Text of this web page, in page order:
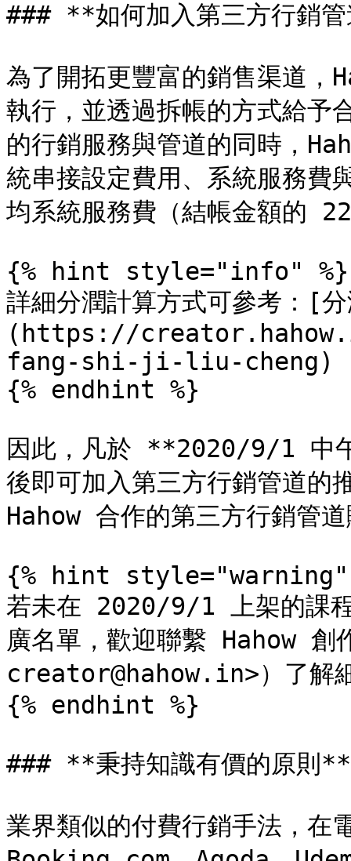
### **如何加入第三方行銷
為了開拓更豐富的銷售渠道，
執行，並透過拆帳的方式給予
的行銷服務與管道的同時，
統串接設定費用、系統服務費
均系統服務費（結帳金額的
{% hint style="info" %}
詳細分潤計算方式可參考：[
(https://
fang-shi-ji-liu-cheng)
{% endhint %}
因此，凡於 **2020/9/1 中
後即可加入第三方行銷管道的
Hahow 合作的第三方行銷管
{% hint style="warning"
若未在 2020/9/1 上架的課程
廣名單，歡迎聯繫 Hahow 創
creator@hahow.in>）了解
{% endhint %}
### **秉持知識有價的原則**
業界類似的付費行銷手法，在